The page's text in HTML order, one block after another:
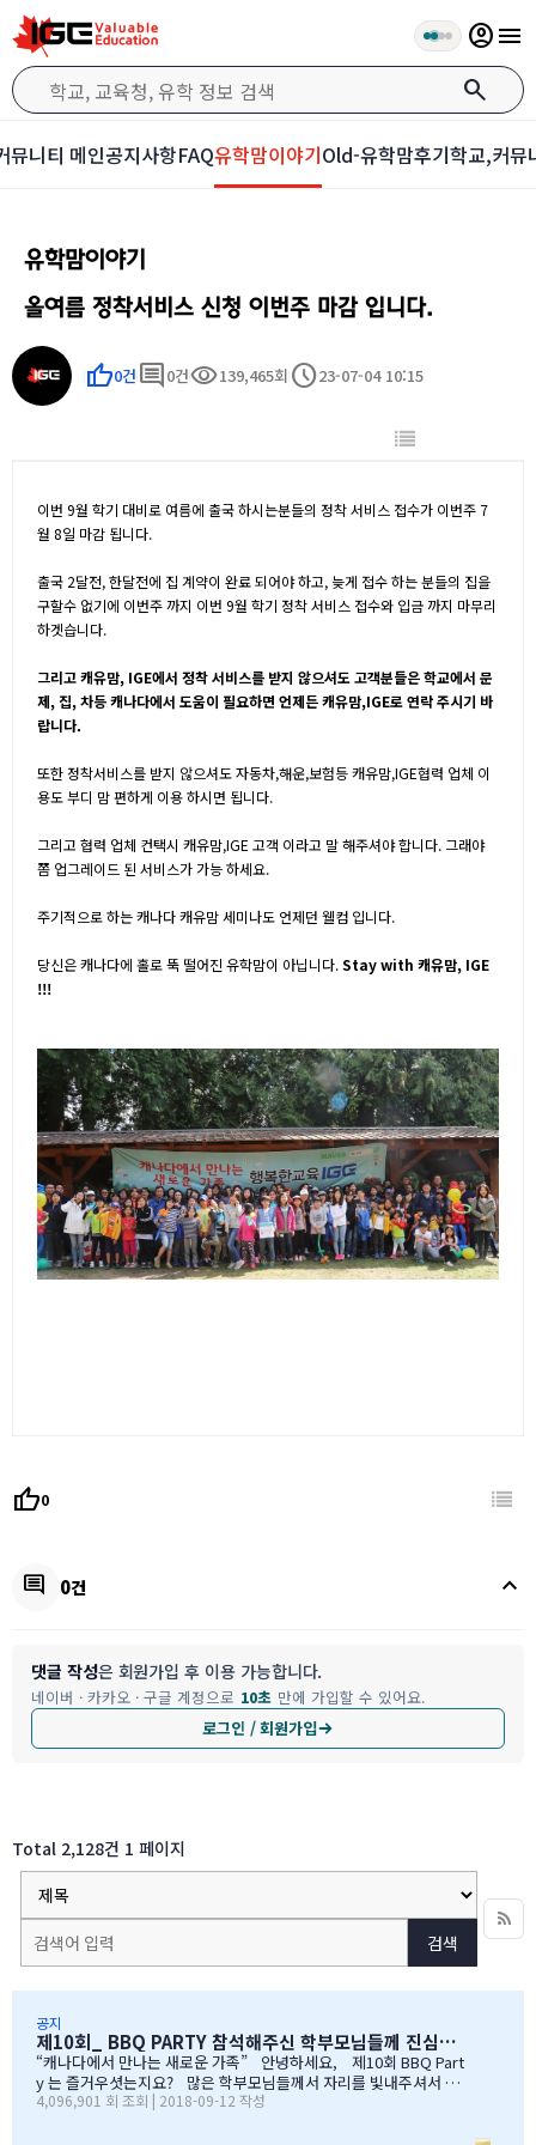
search
account_circlemenu
뮤니티 메인공지사항FAQ유학맘이야기Old-유학맘후기학교,커뮤
유학맘이야기
올여름 정착서비스 신청 이번주 마감 입니다.
thumb_up0건 comment 0건visibility139,465회 schedule23-07-04 10:15
이번 9월 학기 대비로 여름에 출국 하시는분들의 정착 서비스 접수가 이번주 7
월 8일 마감 됩니다.
출국 2달전, 한달전에 집 계약이 완료 되어야 하고, 늦게 접수 하는 분들의 집을
구할수 없기에 이번주 까지 이번 9월 학기 정착 서비스 접수와 입금 까지 마무리
하겟습니다.
그리고 캐유맘, IGE에서 정착 서비스를 받지 않으셔도 고객분들은 학교에서 문
제, 집, 차등 캐나다에서 도움이 필요하면 언제든 캐유맘,IGE로 연락 주시기 바
랍니다.
또한 정착서비스를 받지 않으셔도 자동차,해운,보험등 캐유맘,IGE협력 업체 이
용도 부디 맘 편하게 이용 하시면 됩니다.
그리고 협력 업체 컨택시 캐유맘,IGE 고객 이라고 말 해주셔야 합니다. 그래야
쫌 업그레이드 된 서비스가 가능 하세요.
주기적으로 하는 캐나다 캐유맘 세미나도 언제던 웰컴 입니다.
당신은 캐나다에 홀로 뚝 떨어진 유학맘이 아닙니다.Stay with 캐유맘, IGE
!!!
thumb_up0
comment 0건 keyboard_arrow_up
댓글 작성은 회원가입 후 이용 가능합니다.
네이버 · 카카오 · 구글 계정으로 10초 만에 가입할 수 있어요.
로그인 / 회원가입
Total 2,128건 1 페이지
검색
공지
제10회_ BBQ PARTY 참석해주신 학부모님들께 진심으로 감사드립니다
“캐나다에서 만나는 새로운 가족” 안녕하세요, 제10회 BBQ Part
y 는 즐거우셧는지요? 많은 학부모님들께서 자리를 빛내주셔서 너
무 감사합니다. 오전에 비가 와서 많이 걱정을 하엿지만, 다행이도
4,096,901 회 조회 | 2018-09-12 작성